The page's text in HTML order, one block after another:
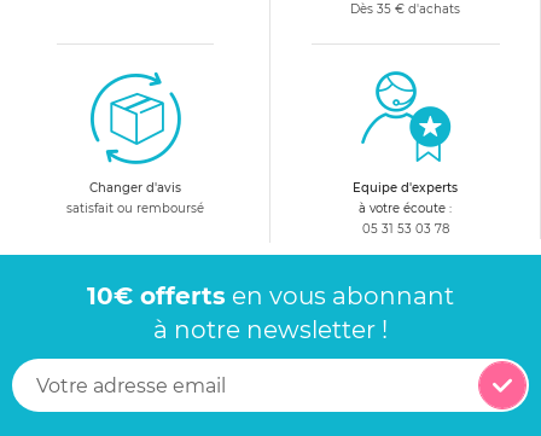
Dès 35 € d'achats
Changer d'avis
satisfait ou remboursé
Equipe d'experts
à votre écoute :
05 31 53 03 78
10€ offerts en vous abonnant
à notre newsletter !